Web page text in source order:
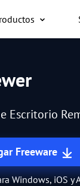
Mac o un teléfono
Escritorio
Freeware
Windows, iOS y